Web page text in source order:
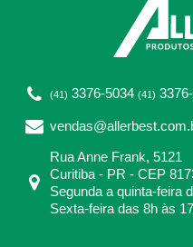
(41) 3376-5034 (41)
Rua Anne Frank, 5121
Curitiba - PR - CEP
Segunda a quinta-feira
Sexta-feira das 8h às